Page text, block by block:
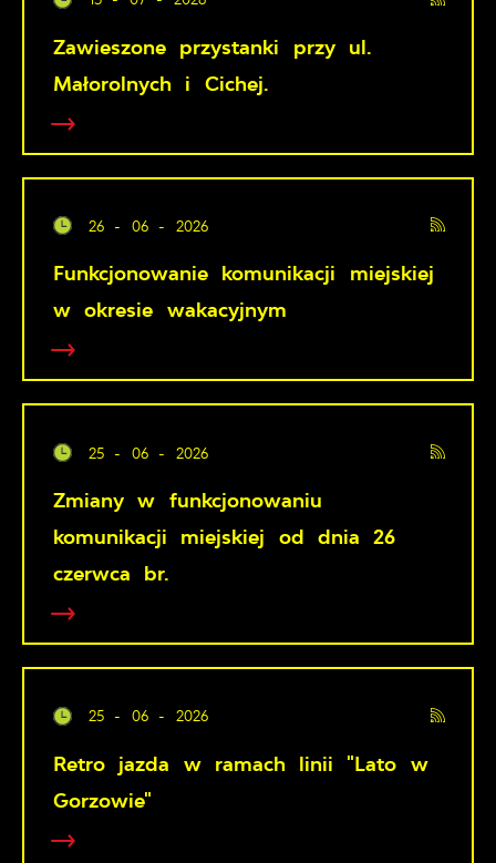
Zawieszone przystanki przy ul.
Małorolnych i Cichej.
26 - 06 - 2026
Funkcjonowanie komunikacji miejskiej
w okresie wakacyjnym
25 - 06 - 2026
Zmiany w funkcjonowaniu
komunikacji miejskiej od dnia 26
czerwca br.
25 - 06 - 2026
Retro jazda w ramach linii "Lato w
Gorzowie"